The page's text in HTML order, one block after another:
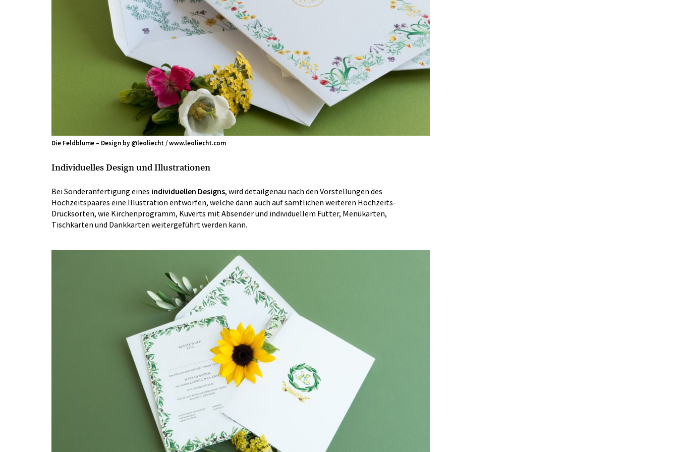
Die Feldblume – Design by @leoliecht / www.leoliecht.com
Individuelles Design und Illustrationen
Bei Sonderanfertigung eines individuellen Designs, wird detailgenau nach den Vorstellungen des
Hochzeitspaares eine Illustration entworfen, welche dann auch auf sämtlichen weiteren Hochzeits-
Drucksorten, wie Kirchenprogramm, Kuverts mit Absender und individuellem Futter, Menükarten,
Tischkarten und Dankkarten weitergeführt werden kann.